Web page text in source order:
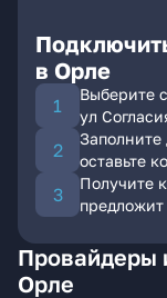
в Орле
Выберите
ул
оставьте
Получите
Провайдеры
Орле